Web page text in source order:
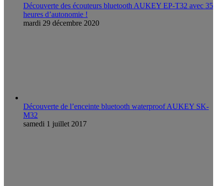
Découverte des écouteurs bluetooth AUKEY EP-T32 avec 35
heures d’autonomie !
mardi 29 décembre 2020
Découverte de l’enceinte bluetooth waterproof AUKEY SK-
M32
samedi 1 juillet 2017